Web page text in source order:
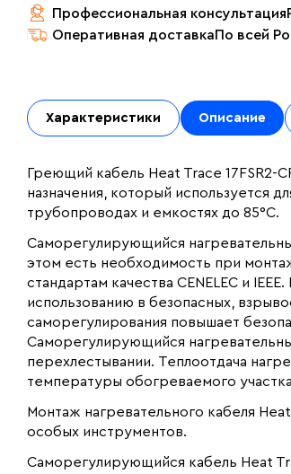
Профессиональная консультация
Оперативная доставкаПо всей
Характеристики Описание
Греющий кабель Heat Trace 17FSR2-
назначения, который используется
трубопроводах и емкостях до 85°С.
Саморегулирующийся
этом есть необходимость при
стандартам качества CENELEC и
использованию в безопасных,
саморегулирования повышает
Саморегулирующийся
перехлестывании. Теплоотдача
температуры обогреваемого
Монтаж нагревательного кабеля
особых инструментов.
Саморегулирующийся кабель Heat